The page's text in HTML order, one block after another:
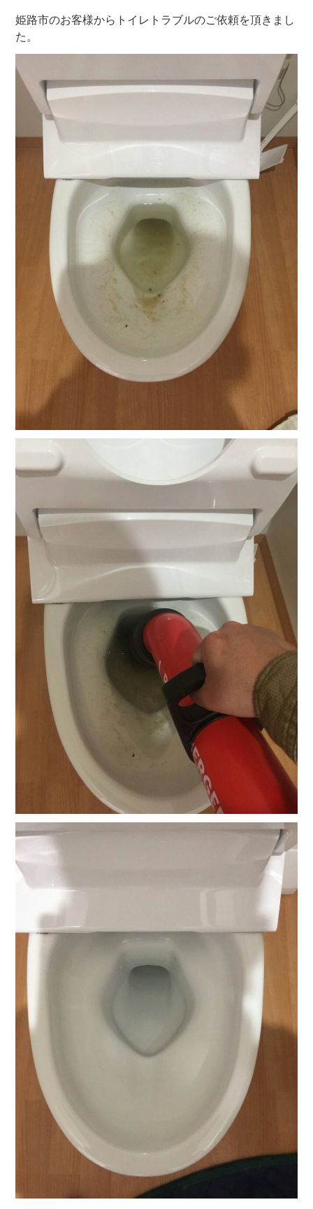
姫路市のお客様からトイレトラブルのご依頼を頂きまし
た。